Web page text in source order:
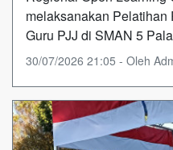
melaksanakan
Guru PJJ di SMAN 5
30/07/2026 21:05 - Oleh